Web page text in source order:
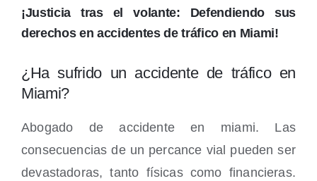
Locations
¡Justicia tras el volante: Defendiendo sus
derechos en accidentes de tráfico en Miami!
¿Ha sufrido un accidente de tráfico en
Miami?
Abogado de accidente en miami. Las
consecuencias de un percance vial pueden ser
devastadoras, tanto físicas como financieras.